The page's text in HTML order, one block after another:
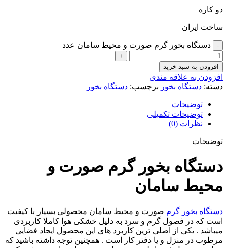
دو کاره
ساخت ایران
دستگاه بخور گرم صورت و محیط سامان عدد
افزودن به سبد خرید
افزودن به علاقه مندی
دسته: دستگاه بخور برچسب: دستگاه بخور
توضیحات
توضیحات تکمیلی
نظرات (0)
توضیحات
دستگاه بخور گرم صورت و
محیط سامان
دستگاه بخور گرم صورت و محیط سامان محصولی بسیار با کیفیت
است که در فصول گرم و سرد به دلیل خشکی هوا کاملا کاربردی
میباشد . یکی از اصلی ترین کاربرد های این محصول ایجاد فضایی
مرطوب در منزل و یا دفتر کار است . همچنین توجه داشته باشید که